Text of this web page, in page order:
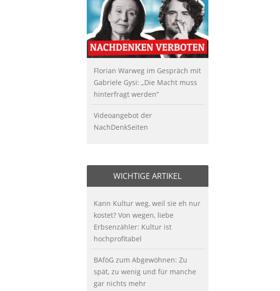
Florian Warweg im Gespräch mit
Gabriele Gysi: „Die Macht muss
hinterfragt werden“
Videoangebot der
NachDenkSeiten
WICHTIGE ARTIKEL
Kann Kultur weg, weil sie eh nur
kostet? Von wegen, liebe
Erbsenzähler: Kultur ist
hochprofitabel
BAföG zum Abgewöhnen: Zu
spät, zu wenig und für manche
gar nichts mehr